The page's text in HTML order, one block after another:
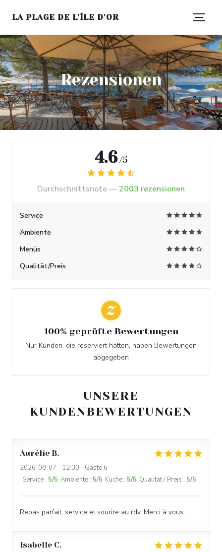
LA PLAGE DE L'ÎLE D'OR
Rezensionen
UNSERE
KUNDENBEWERTUNGEN
Aurélie B
2026-08-07 - 12:30 - Gäste 6
Service : 5/5 Ambiente : 5/5 Küche : 5/5 Qualität / Preis : 5/5
Repas parfait, service et sourire au rdv. Merci à vous.
Isabelle C
4.6 /5
Durchschnittsnote —2003 rezensionen
Service
Ambiente
Menüs
Qualität/Preis
100% geprüfte Bewertungen
Nur Kunden, die reserviert hatten, haben Bewertungen
abgegeben